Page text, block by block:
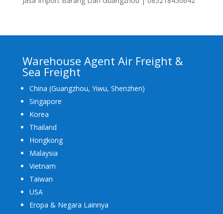
Warehouse Agent Air Freight &
Sea Freight
China (Guangzhou, Yiwu, Shenzhen)
Singapore
Korea
Thailand
Hongkong
Malaysia
Vietnam
Taiwan
USA
Eropa & Negara Lainnya